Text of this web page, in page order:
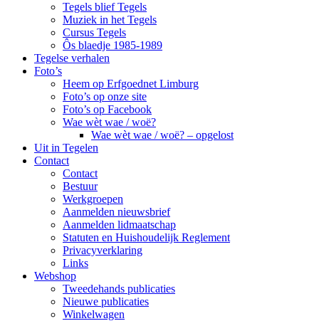
Tegels blief Tegels
Muziek in het Tegels
Cursus Tegels
Ôs blaedje 1985-1989
Tegelse verhalen
Foto’s
Heem op Erfgoednet Limburg
Foto’s op onze site
Foto’s op Facebook
Wae wèt wae / woë?
Wae wèt wae / woë? – opgelost
Uit in Tegelen
Contact
Contact
Bestuur
Werkgroepen
Aanmelden nieuwsbrief
Aanmelden lidmaatschap
Statuten en Huishoudelijk Reglement
Privacyverklaring
Links
Webshop
Tweedehands publicaties
Nieuwe publicaties
Winkelwagen